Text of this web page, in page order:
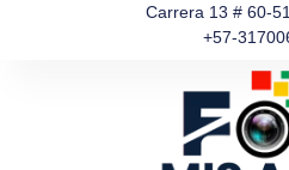
Carrera 13 # 60-
+57-